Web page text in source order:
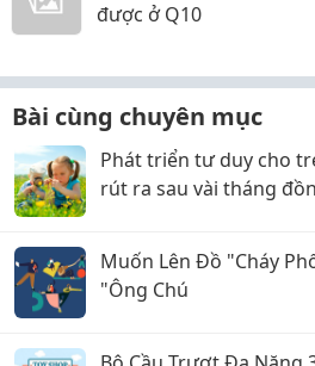
được ở Q10
Bài cùng chuyên mục
Phát triển tư duy cho
rút ra sau vài tháng
Muốn Lên Đồ "Cháy
"Ông Chú